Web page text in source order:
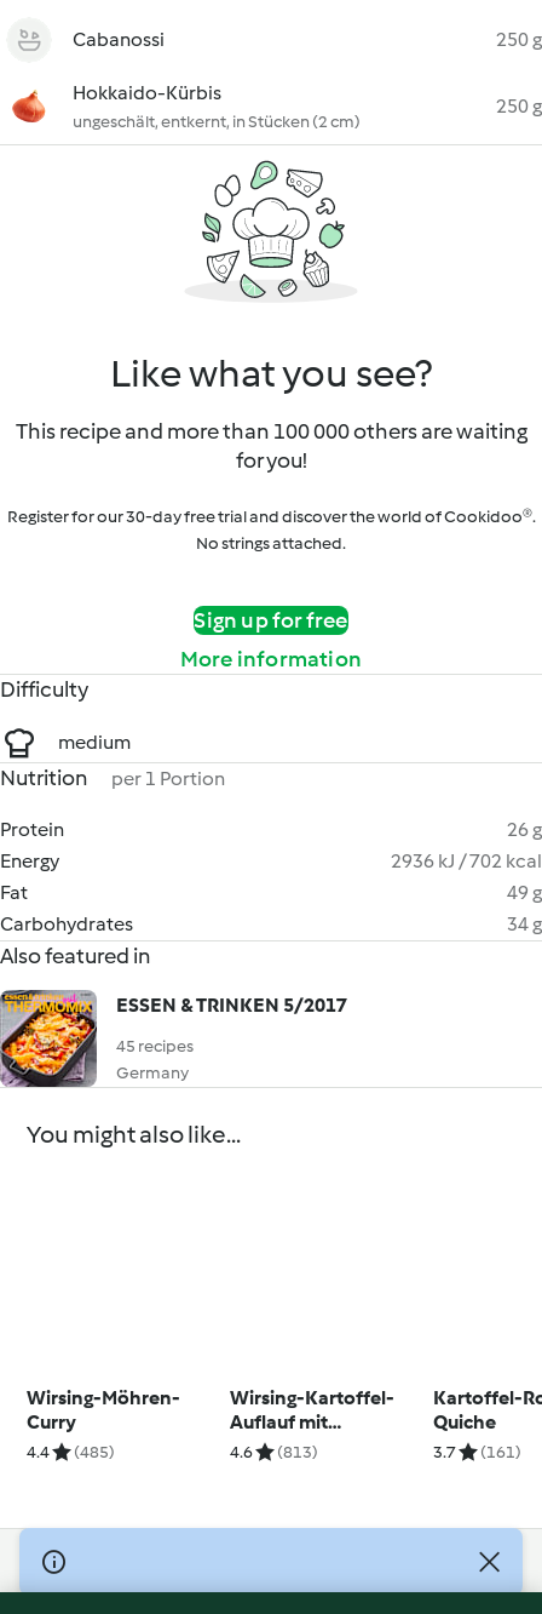
Cabanossi 250 g
Hokkaido-Kürbis
ungeschält, entkernt, in Stücken (2 cm)
250 g
Like what you see?
This recipe and more than 100 000 others are waiting
for you!
Register for our 30-day free trial and discover the world of Cookidoo®.
No strings attached.
Sign up for free
More information
Difficulty
medium
Nutrition per 1 Portion
Protein
26 g
Energy
2936 kJ / 702 kcal
Fat
49 g
Carbohydrates
34 g
Also featured in
ESSEN & TRINKEN 5/2017
45 recipes
Germany
You might also like...
Wirsing-Möhren-
Curry
4.4 (485)
Wirsing-Kartoffel-
Auflauf mit
Ziegengouda
4.6 (813)
Kartoffel-
Quiche
3.7 (161)
© Copyright 2026